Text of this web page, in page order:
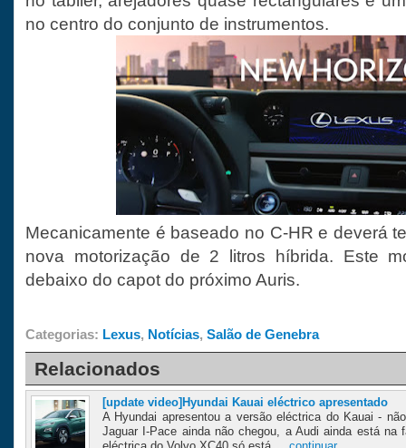
no centro do conjunto de instrumentos.
Mecanicamente é baseado no C-HR e deverá
nova motorização de 2 litros híbrida. Este
debaixo do capot do próximo Auris.
Categorias: Lexus, Notícias, Salão de Genebra
Relacionados
[update video]Hyundai Kauai eléctrico apresentado
A Hyundai apresentou a versão eléctrica do Kauai -
Jaguar I-Pace ainda não chegou, a Audi ainda está na